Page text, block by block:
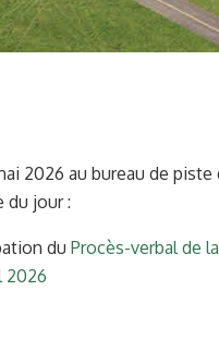
2026 au bureau de piste
du jour :
du Procès-verbal de
2026